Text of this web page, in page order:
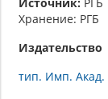
Хранение: РГБ
Издательство
тип. Имп. Акад.